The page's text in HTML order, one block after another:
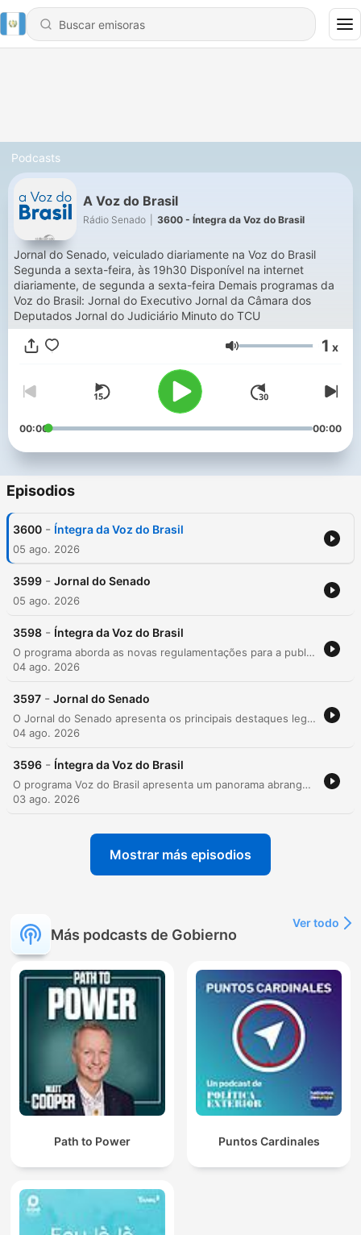
Podcasts
A Voz do Brasil
Rádio Senado 3600 - Íntegra da Voz do Brasil
Jornal do Senado, veiculado diariamente na Voz do Brasil
Segunda a sexta-feira, às 19h30 Disponível na internet
diariamente, de segunda a sexta-feira Demais programas da
Voz do Brasil: Jornal do Executivo Jornal da Câmara dos
Deputados Jornal do Judiciário Minuto do TCU
Volumen 1 x
00:00 00:00
Episodios
3600 - Íntegra da Voz do Brasil
05 ago. 2026
3599 - Jornal do Senado
05 ago. 2026
3598 - Íntegra da Voz do Brasil
O programa aborda as novas regulamentações para a publicidade de apostas (bets), focando na proteção ao consumidor, alertas sobre dependência e o suporte do SUS através de teleatendimentos. O episódio detalha também operações policiais contra crimes digitais e diversas notícias de utilidade pública, incluindo atualizações em regras de doação de sangue, campanhas de vacinação e mudanças no atendimento da Receita Federal. No cenário legislativo, são discutidos projetos de lei sobre violência doméstica, segurança pública, meio ambiente e direitos sociais. O debate abrange desde a proteção às mulheres ribeirinhas e a regulamentação de salva-vidas até discussões sobre a reforma tributária, o calendário de votações na Câmara dos Deputados e o impacto de medidas ambientais no STF.
04 ago. 2026
3597 - Jornal do Senado
O Jornal do Senado apresenta os principais destaques legislativos e políticos do dia. O programa aborda o avanço de projetos sobre segurança em aplicativos de transporte, a destinação de recursos das apostas esportivas para o FUNAPOL e novas medidas para criminalizar o incentivo à violência contra a mulher. A edição também discute a análise pelo STF de leis ambientais aprovadas pelo Congresso, a medida provisória para apoio financeiro aos combustíveis diante do cenário internacional e orientações eleitorais sobre o sistema de votação para o Senado nas próximas eleições.
04 ago. 2026
3596 - Íntegra da Voz do Brasil
O programa Voz do Brasil apresenta um panorama abrangente de notícias nacionais, cobrindo desde campanhas de saúde, como o Agosto Dourado e a multivacinação, até atualizações sobre o FIES e os impactos climáticos do El Niño. O episódio aborda também diretrizes para descarte de lixo eletrônico e iniciativas de inclusão digital através do recondicionamento de computadores. A pauta segue com notícias do Governo Federal, Poder Judiciário e Legislativo, tratando de temas como o mercado de carbono, regulação da inteligência artificial e debates sobre infraestrutura rodoviária na Amazônia e Baixada Fluminense. O programa encerra com discussões sobre direitos trabalhistas, segurança pública e processos de fiscalização do TCU.
03 ago. 2026
Mostrar más episodios
Más podcasts de Gobierno
Ver todo
Path to Power Puntos Cardinales